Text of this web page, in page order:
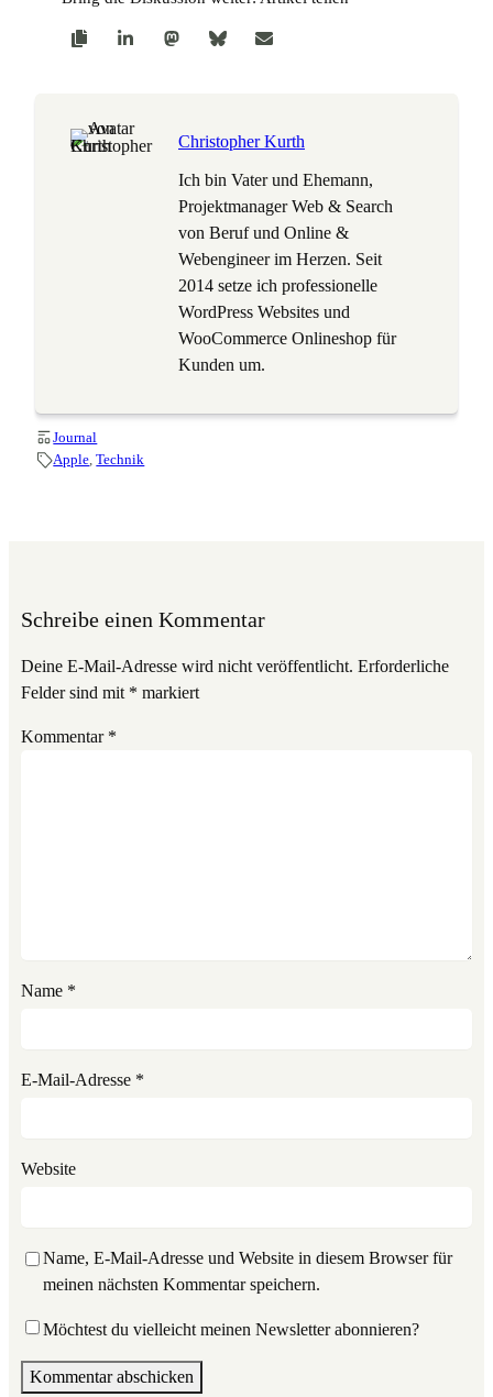
Christopher Kurth
Ich bin Vater und Ehemann,
Projektmanager Web & Search
von Beruf und Online &
Webengineer im Herzen. Seit
2014 setze ich professionelle
WordPress Websites und
WooCommerce Onlineshop für
Kunden um.
Journal
Apple , Technik
Schreibe einen Kommentar
Deine E-Mail-Adresse wird nicht veröffentlicht. Erforderliche
Felder sind mit * markiert
Kommentar *
Name *
E-Mail-Adresse *
Website
Name, E-Mail-Adresse und Website in diesem Browser für
meinen nächsten Kommentar speichern.
Möchtest du vielleicht meinen Newsletter abonnieren?